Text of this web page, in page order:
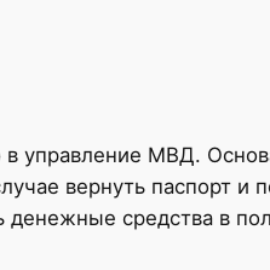
в управление МВД.
вернуть паспорт и
денежные средства в